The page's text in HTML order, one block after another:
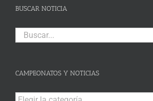
BUSCAR NOTICIA
Buscar:
CAMPEONATOS Y NOTICIAS
Campeonatos